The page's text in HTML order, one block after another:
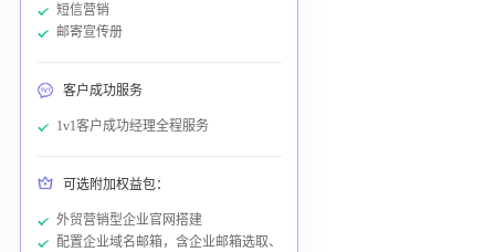
短信营销
邮寄宣传册
客户成功服务
1v1客户成功经理全程服务
可选附加权益包：
外贸营销型企业官网搭建
配置企业域名邮箱，含企业邮箱选取、